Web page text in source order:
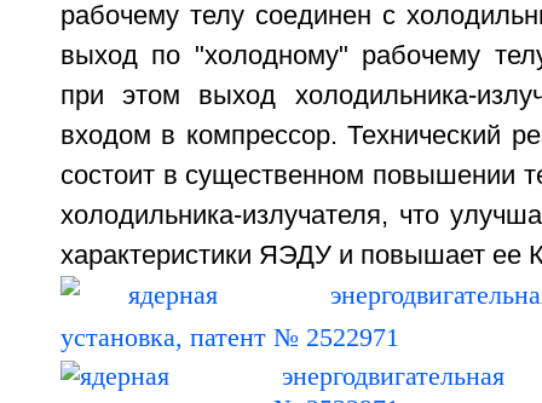
рабочему телу соединен с
выход по "холодному" рабочему
при этом выход холодильника-
входом в компрессор. Технический
состоит в существенном повышении
холодильника-излучателя, что
характеристики ЯЭДУ и повышает ее